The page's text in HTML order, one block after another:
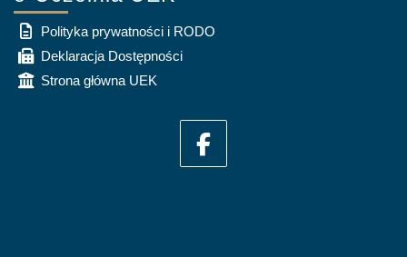
Polityka prywatności i RODO
Deklaracja Dostępności
Strona główna UEK